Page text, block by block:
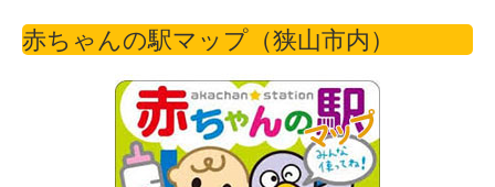
赤ちゃんの駅マップ（狭山市内）